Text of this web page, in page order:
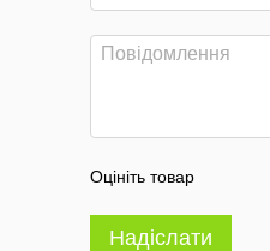
Оцініть товар
Надіслати